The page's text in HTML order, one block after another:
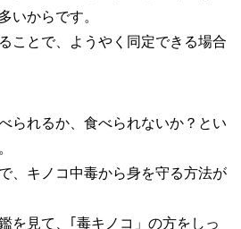
いからです。
ことで、ようやく同定できる場合
られるか、食べられないか？とい
、キノコ中毒から身を守る方法が
を見て、｢毒キノコ」の方をしっ